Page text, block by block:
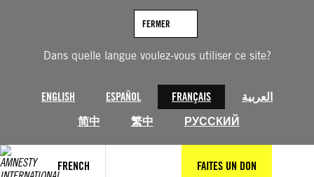
Dans quelle langue voulez-vous utiliser ce site?
ENGLISH ESPAÑOL FRANÇAIS
العربية
简中
繁中 РУССКИЙ
FERMER
FRENCH FAITES UN DON